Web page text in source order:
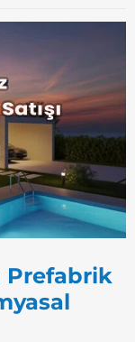
Child
Prefabrik